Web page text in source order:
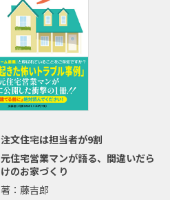
注文住宅は担当者が9割
元住宅営業マンが語る、間違いだら
けのお家づくり
著：藤吉郎